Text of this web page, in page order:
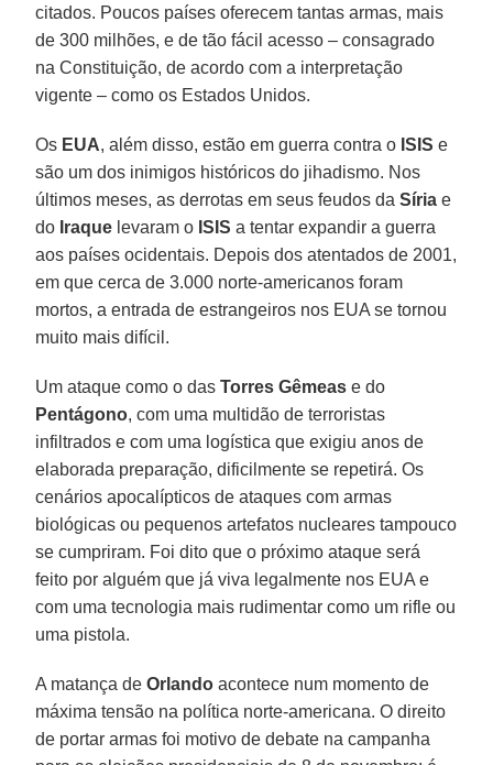
citados. Poucos países oferecem tantas armas, mais
de 300 milhões, e de tão fácil acesso – consagrado
na Constituição, de acordo com a interpretação
vigente – como os Estados Unidos.
Os EUA, além disso, estão em guerra contra o ISIS e
são um dos inimigos históricos do jihadismo. Nos
últimos meses, as derrotas em seus feudos daSíria e
do Iraque levaram o ISIS a tentar expandir a guerra
aos países ocidentais. Depois dos atentados de 2001,
em que cerca de 3.000 norte-americanos foram
mortos, a entrada de estrangeiros nos EUA se tornou
muito mais difícil.
Um ataque como o dasTorres Gêmeas e do
Pentágono, com uma multidão de terroristas
infiltrados e com uma logística que exigiu anos de
elaborada preparação, dificilmente se repetirá. Os
cenários apocalípticos de ataques com armas
biológicas ou pequenos artefatos nucleares tampouco
se cumpriram. Foi dito que o próximo ataque será
feito por alguém que já viva legalmente nos EUA e
com uma tecnologia mais rudimentar como um rifle ou
uma pistola.
A matança deOrlando acontece num momento de
máxima tensão na política norte-americana. O direito
de portar armas foi motivo de debate na campanha